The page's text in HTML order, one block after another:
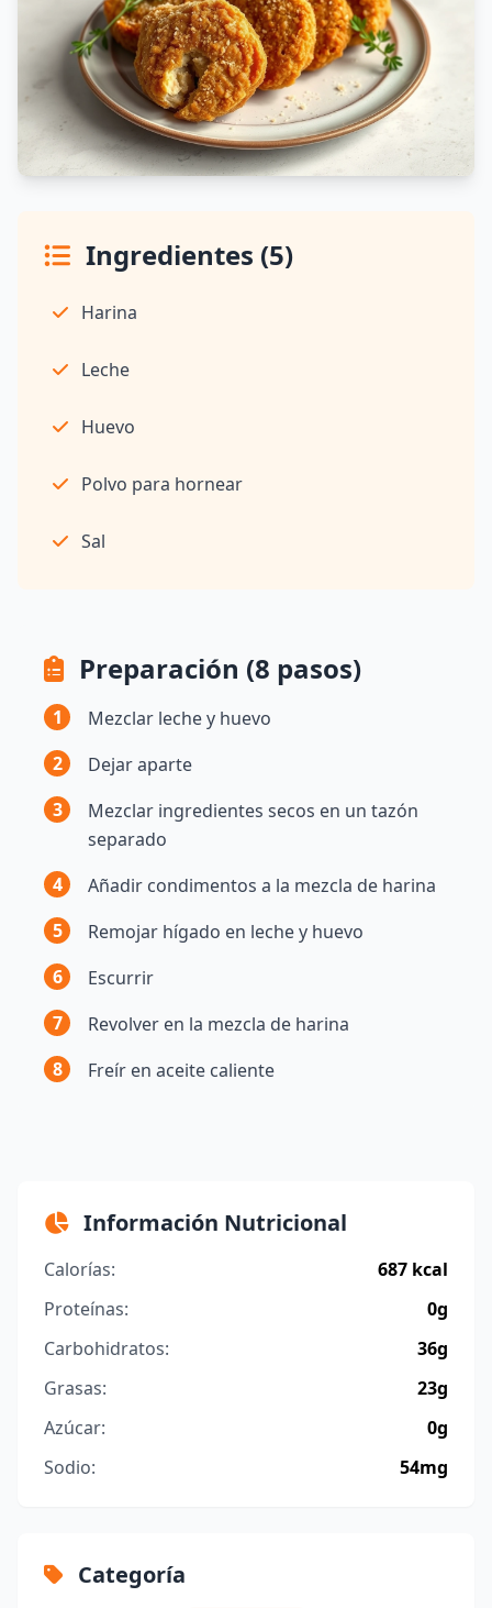
Ingredientes (5)
Harina
Leche
Huevo
Polvo para hornear
Sal
Preparación (8 pasos)
1
Mezclar leche y huevo
2
Dejar aparte
3
Mezclar ingredientes secos en un tazón
separado
4
Añadir condimentos a la mezcla de harina
5
Remojar hígado en leche y huevo
6
Escurrir
7
Revolver en la mezcla de harina
8
Freír en aceite caliente
Información Nutricional
Calorías:
687 kcal
Proteínas:
0g
Carbohidratos:
36g
Grasas:
23g
Azúcar:
0g
Sodio:
54mg
Categoría